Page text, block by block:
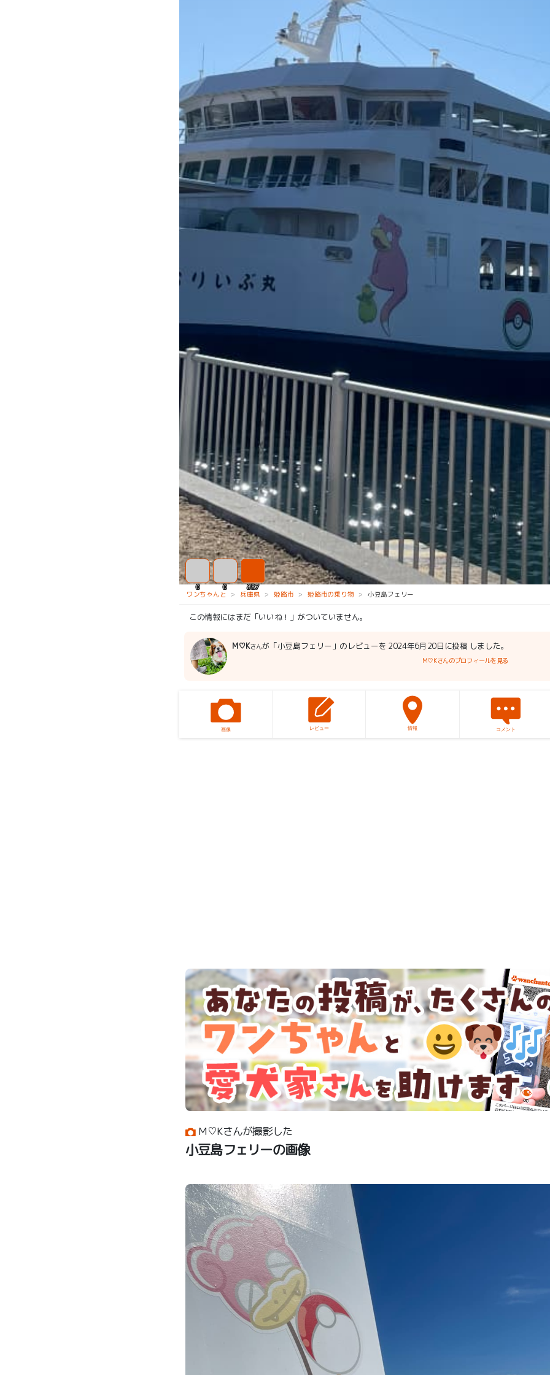
0 0 887
ワンちゃんと 兵庫県 姫路市 姫路市の乗り物 小豆島フェリー
この情報にはまだ「いいね！」がついていません。
M♡Kさんが「小豆島フェリー」のレビューを 2024年6月20日に投稿 しました。
M♡Kさんのプロフィールを見る
画像 レビュー 情報 コメント
M♡Kさんが撮影した
小豆島フェリーの画像